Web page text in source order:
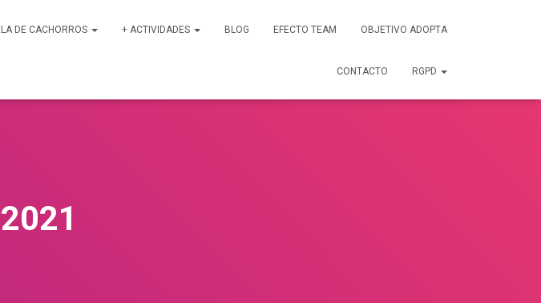
DE CACHORROS + ACTIVIDADES BLOG EFECTO TEAM OBJETIVO ADOPTA
CONTACTO RGPD